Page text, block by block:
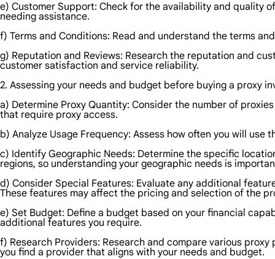
e) Customer Support: Check for the availability and quality
needing assistance.
f) Terms and Conditions: Read and understand the terms
g) Reputation and Reviews: Research the reputation and
customer satisfaction and service reliability.
2. Assessing your needs and budget before buying a proxy
a) Determine Proxy Quantity: Consider the number of
that require proxy access.
b) Analyze Usage Frequency: Assess how often you will
c) Identify Geographic Needs: Determine the specific
regions, so understanding your geographic needs is
d) Consider Special Features: Evaluate any additional
These features may affect the pricing and selection of the
e) Set Budget: Define a budget based on your financial
additional features you require.
f) Research Providers: Research and compare various
you find a provider that aligns with your needs and budget.